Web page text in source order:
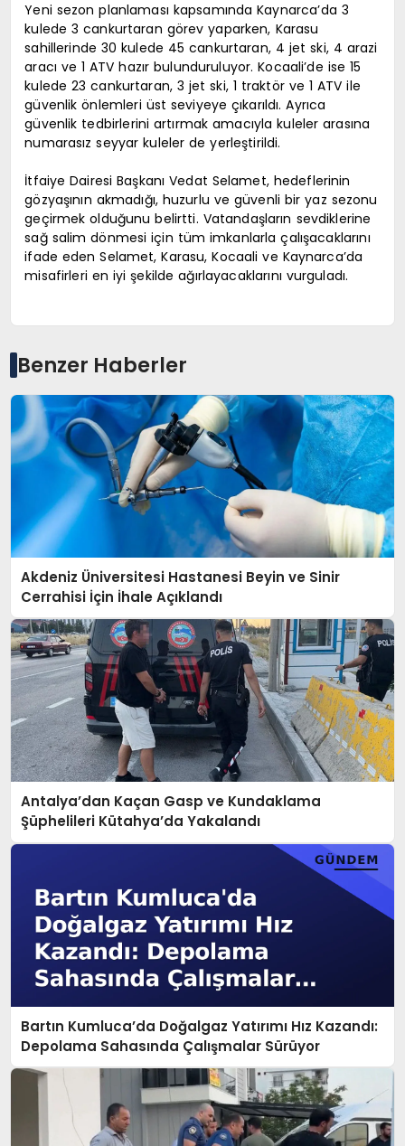
Yeni sezon planlaması kapsamında Kaynarca’da 3
kulede 3 cankurtaran görev yaparken, Karasu
sahillerinde 30 kulede 45 cankurtaran, 4 jet ski, 4 arazi
aracı ve 1 ATV hazır bulunduruluyor. Kocaali’de ise 15
kulede 23 cankurtaran, 3 jet ski, 1 traktör ve 1 ATV ile
güvenlik önlemleri üst seviyeye çıkarıldı. Ayrıca
güvenlik tedbirlerini artırmak amacıyla kuleler arasına
numarasız seyyar kuleler de yerleştirildi.
İtfaiye Dairesi Başkanı Vedat Selamet, hedeflerinin
gözyaşının akmadığı, huzurlu ve güvenli bir yaz sezonu
geçirmek olduğunu belirtti. Vatandaşların sevdiklerine
sağ salim dönmesi için tüm imkanlarla çalışacaklarını
ifade eden Selamet, Karasu, Kocaali ve Kaynarca’da
misafirleri en iyi şekilde ağırlayacaklarını vurguladı.
Benzer Haberler
Akdeniz Üniversitesi Hastanesi Beyin ve Sinir
Cerrahisi İçin İhale Açıklandı
Antalya’dan Kaçan Gasp ve Kundaklama
Şüphelileri Kütahya’da Yakalandı
Bartın Kumluca’da Doğalgaz Yatırımı Hız Kazandı:
Depolama Sahasında Çalışmalar Sürüyor